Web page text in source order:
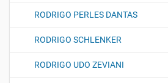
RODRIGO PERLES DANTAS
RODRIGO SCHLENKER
RODRIGO UDO ZEVIANI